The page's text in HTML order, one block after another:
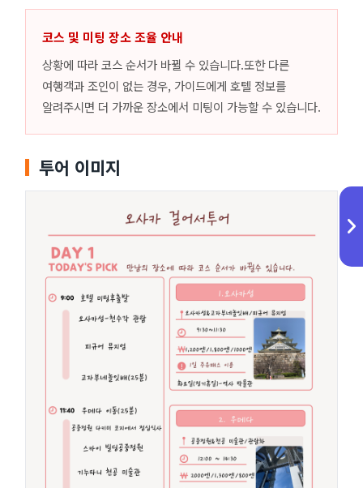
코스 및 미팅 장소 조율 안내
상황에 따라 코스 순서가 바뀔 수 있습니다.또한 다른
여행객과 조인이 없는 경우, 가이드에게 호텔 정보를
알려주시면 더 가까운 장소에서 미팅이 가능할 수 있습니다.
투어 이미지